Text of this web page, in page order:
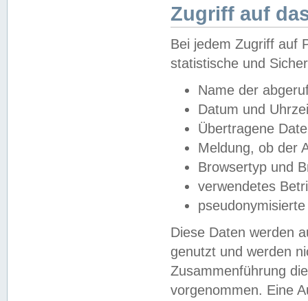
Zugriff auf
Bei jedem Zugriff auf
statistische und
Name der
Datum und
Übertragene
Meldung, ob der
Browsertyp und
verwendetes
Diese Daten werden
genutzt und werden
Zusammenführung
vorgenommen. Eine